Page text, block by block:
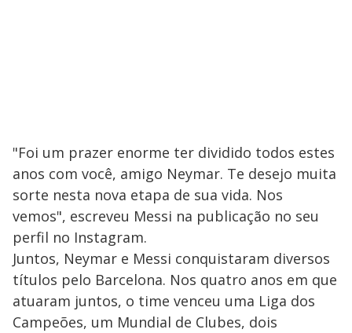
"Foi um prazer enorme ter dividido todos estes
anos com você, amigo Neymar. Te desejo muita
sorte nesta nova etapa de sua vida. Nos
vemos", escreveu Messi na publicação no seu
perfil no Instagram.
Juntos, Neymar e Messi conquistaram diversos
títulos pelo Barcelona. Nos quatro anos em que
atuaram juntos, o time venceu uma Liga dos
Campeões, um Mundial de Clubes, dois